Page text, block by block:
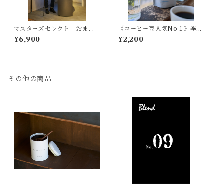
マスターズセレクト おまか
せコーヒー豆 200g×３種類
詰め合わせ
¥6,900
《コーヒー豆人気No１》季節
のブレンド 【 つま先と水
面 】 浅煎り 200g
¥2,200
その他の商品